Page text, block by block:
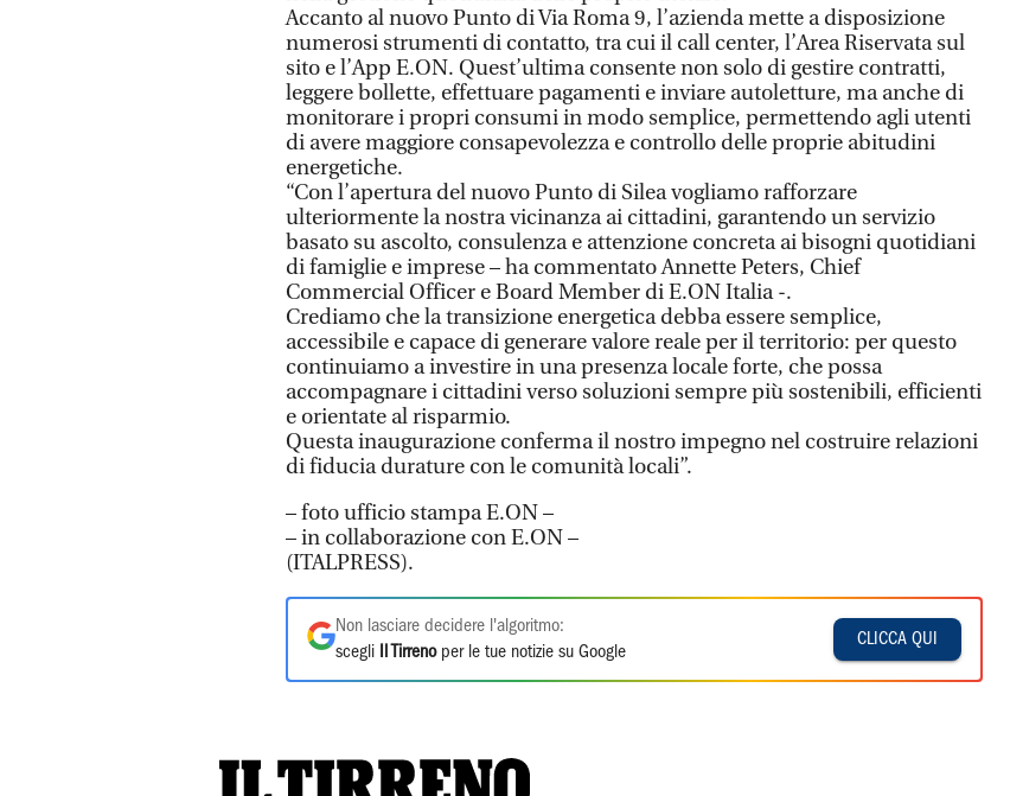
Accanto al nuovo Punto di Via Roma 9, l’azienda mette a disposizione
numerosi strumenti di contatto, tra cui il call center, l’Area Riservata sul
sito e l’App E.ON. Quest’ultima consente non solo di gestire contratti,
leggere bollette, effettuare pagamenti e inviare autoletture, ma anche di
monitorare i propri consumi in modo semplice, permettendo agli utenti
di avere maggiore consapevolezza e controllo delle proprie abitudini
energetiche.
“Con l’apertura del nuovo Punto di Silea vogliamo rafforzare
ulteriormente la nostra vicinanza ai cittadini, garantendo un servizio
basato su ascolto, consulenza e attenzione concreta ai bisogni quotidiani
di famiglie e imprese – ha commentato Annette Peters, Chief
Commercial Officer e Board Member di E.ON Italia -.
Crediamo che la transizione energetica debba essere semplice,
accessibile e capace di generare valore reale per il territorio: per questo
continuiamo a investire in una presenza locale forte, che possa
accompagnare i cittadini verso soluzioni sempre più sostenibili, efficienti
e orientate al risparmio.
Questa inaugurazione conferma il nostro impegno nel costruire relazioni
di fiducia durature con le comunità locali”.
– foto ufficio stampa E.ON –
– in collaborazione con E.ON –
(ITALPRESS).
Non lasciare decidere l'algoritmo:
scegli
Il Tirrenoper le tue notizie su Google
CLICCA QUI